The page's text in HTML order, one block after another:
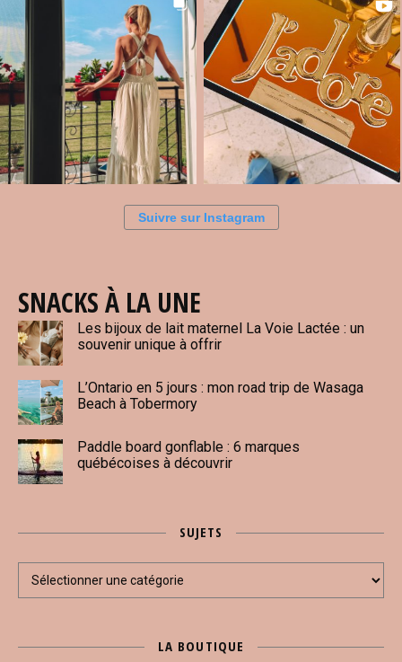
Suivre sur Instagram
SNACKS À LA UNE
Les bijoux de lait maternel La Voie Lactée : un
souvenir unique à offrir
L’Ontario en 5 jours : mon road trip de Wasaga
Beach à Tobermory
Paddle board gonflable : 6 marques
québécoises à découvrir
SUJETS
LA BOUTIQUE